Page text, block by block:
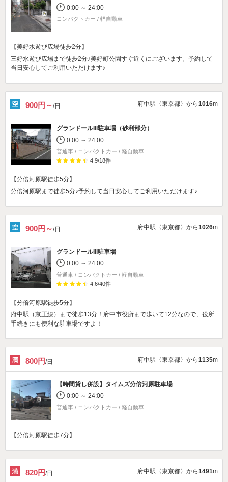
0:00 ～ 24:00
コンパクトカー / 軽自動車
【美好水遊び広場徒歩2分】
三好水遊び広場まで徒歩2分♪美好町公園すぐ近くにございます。予約して
当日安心してご利用いただけます♪
900円～/日 府中駅〈東京都〉から1016m
グランドールIII駐車場（砂利部分）
0:00 ～ 24:00
普通車 / コンパクトカー / 軽自動車
4.9/18件
【分倍河原駅徒歩5分】
分倍河原駅まで徒歩5分♪予約して当日安心してご利用いただけます♪
900円～/日 府中駅〈東京都〉から1026m
グランドールIII駐車場
0:00 ～ 24:00
普通車 / コンパクトカー / 軽自動車
4.6/40件
【分倍河原駅徒歩5分】
府中駅（京王線）まで徒歩13分！府中市役所まで歩いて12分なので、役所
手続きにも便利な駐車場ですよ！
800円/日 府中駅〈東京都〉から1135m
【時間貸し併設】 タイムズ分倍河原駐車場
0:00 ～ 24:00
普通車 / コンパクトカー / 軽自動車
【分倍河原駅徒歩7分】
820円/日 府中駅〈東京都〉から1491m